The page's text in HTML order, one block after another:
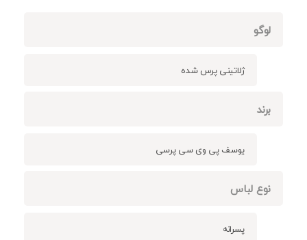
لوگو
ژلاتینی پرس شده
برند
یوسف پی وی سی پرسی
نوع لباس
پسرانه